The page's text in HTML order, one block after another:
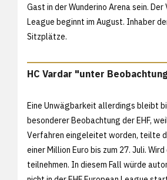
Gast in der Wunderino Arena sein.
League beginnt im August. Inhaber
Sitzplätze.
HC Vardar "unter
Eine Unwägbarkeit allerdings bleibt
besonderer Beobachtung der EHF,
Verfahren eingeleitet worden, teilte
einer Million Euro bis zum 27. Juli.
teilnehmen. In diesem Fall würde